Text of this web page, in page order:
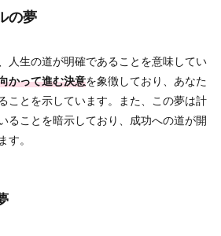
の夢
人生の道が明確であることを意味してい
かって進む決意を象徴しており、あなた
ことを示しています。また、この夢は計
ることを暗示しており、成功への道が開
す。